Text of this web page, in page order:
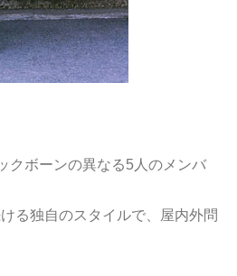
クボーンの異なる5人のメンバ
る独自のスタイルで、屋内外問